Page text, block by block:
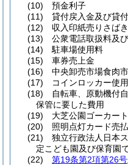
(10)
預金利子
(11)
貸付戻入金及び貸
(12)
収入印紙売りさば
(13)
公衆電話取扱料及
(14)
駐車場使用料
(15)
車券売上金
(16)
中央卸売市場食肉
(17)
コインロッカー使
(18)
自転車、原動機付
保管に要した費用
(19)
大芝公園ゴーカー
(20)
照明点灯カード売
(21)
独立行政法人日本
定こども園及び保育園
(22)
第19条第2項第26号